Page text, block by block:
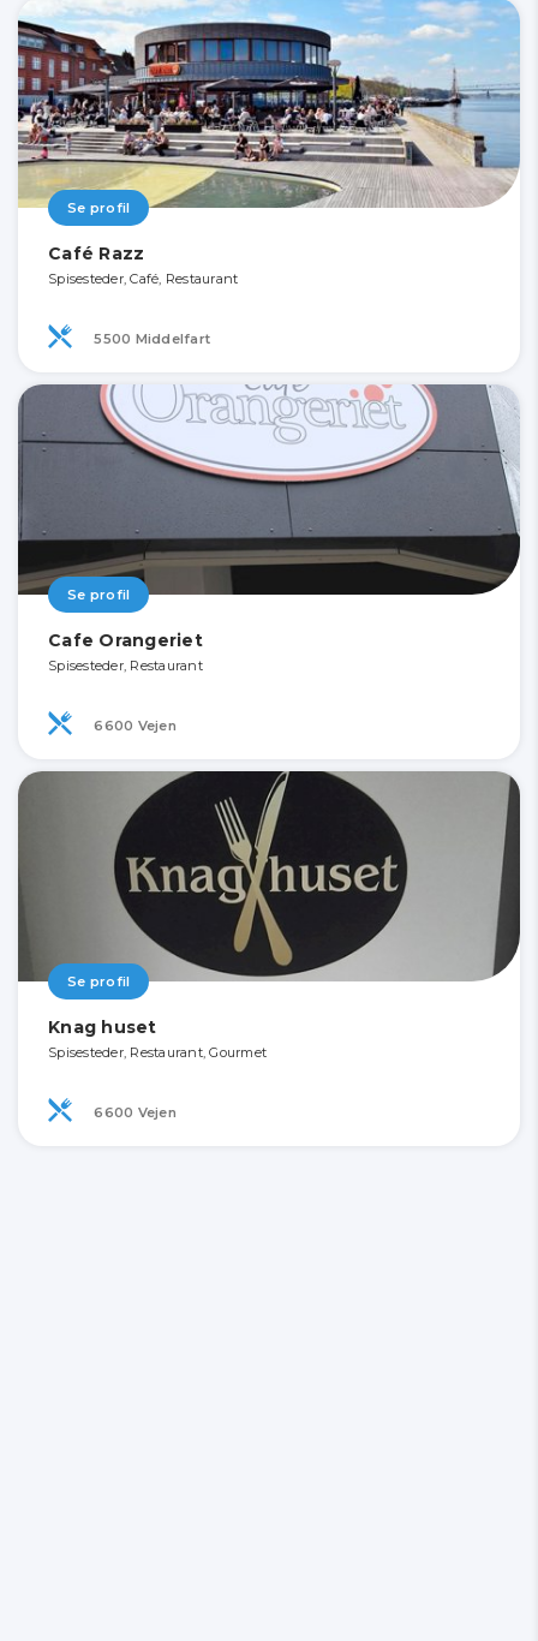
Se profil
Café Razz
Spisesteder, Café, Restaurant
5500 Middelfart
Se profil
Cafe Orangeriet
Spisesteder, Restaurant
6600 Vejen
Se profil
Knag huset
Spisesteder, Restaurant, Gourmet
6600 Vejen